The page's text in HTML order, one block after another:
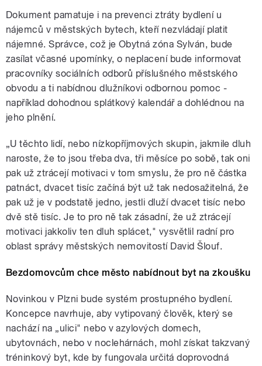
Dokument pamatuje i na prevenci ztráty bydlení u
nájemců v městských bytech, kteří nezvládají platit
nájemné. Správce, což je Obytná zóna Sylván, bude
zasílat včasné upomínky, o neplacení bude informovat
pracovníky sociálních odborů příslušného městského
obvodu a ti nabídnou dlužníkovi odbornou pomoc -
například dohodnou splátkový kalendář a dohlédnou na
jeho plnění.
„U těchto lidí, nebo nízkopříjmových skupin, jakmile dluh
naroste, že to jsou třeba dva, tři měsíce po sobě, tak oni
pak už ztrácejí motivaci v tom smyslu, že pro ně částka
patnáct, dvacet tisíc začíná být už tak nedosažitelná, že
pak už je v podstatě jedno, jestli dluží dvacet tisíc nebo
dvě stě tisíc. Je to pro ně tak zásadní, že už ztrácejí
motivaci jakkoliv ten dluh splácet," vysvětlil radní pro
oblast správy městských nemovitostí David Šlouf.
Bezdomovcům chce město nabídnout byt na zkoušku
Novinkou v Plzni bude systém prostupného bydlení.
Koncepce navrhuje, aby vytipovaný člověk, který se
nachází na „ulici" nebo v azylových domech,
ubytovnách, nebo v noclehárnách, mohl získat takzvaný
tréninkový byt, kde by fungovala určitá doprovodná